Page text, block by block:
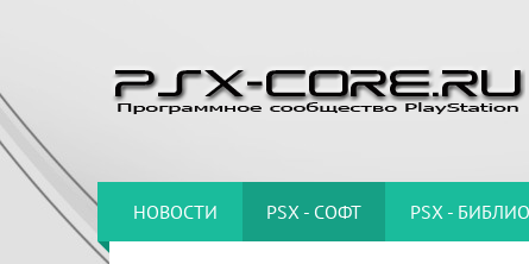
НОВОСТИ PSX - СОФТ PSX -